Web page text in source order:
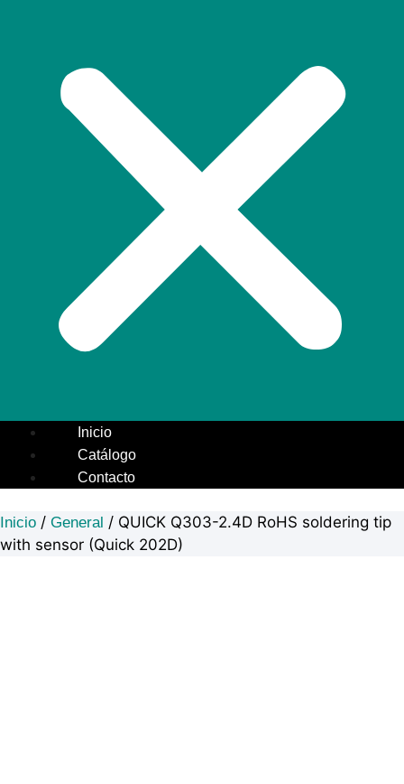
Inicio
Catálogo
Contacto
Inicio / General / QUICK Q303-2.4D RoHS soldering tip
with sensor (Quick 202D)